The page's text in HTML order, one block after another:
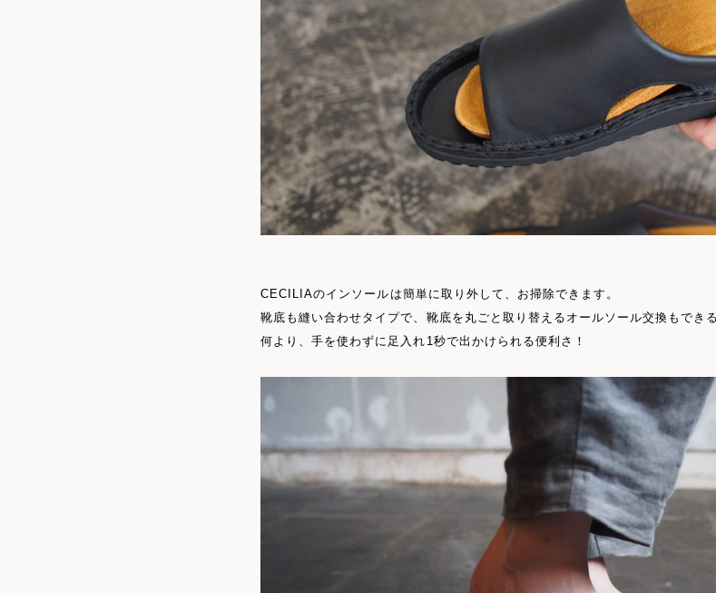
CECILIAのインソールは簡単に取り外して、お掃除できます。
靴底も縫い合わせタイプで、靴底を丸ごと取り替えるオールソール交換もでき
何より、手を使わずに足入れ1秒で出かけられる便利さ！